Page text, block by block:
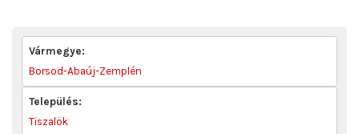
Vármegye:
Borsod-Abaúj-Zemplén
Település:
Tiszalök